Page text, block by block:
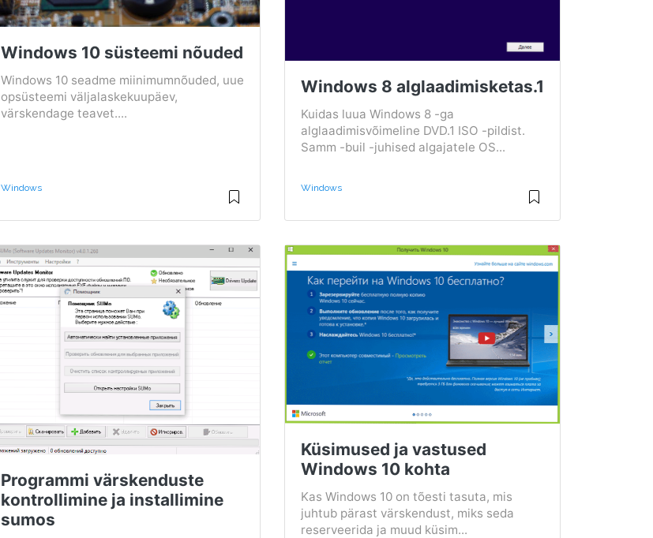
Windows 10 süsteemi nõuded
Windows 10 seadme miinimumnõuded, uue
opsüsteemi väljalaskekuupäev,
värskendage teavet....
Windows
Windows 8 alglaadimisketas.1
Kuidas luua Windows 8 -ga
alglaadimisvõimeline DVD.1 ISO -pildist.
Samm -buil -juhised algajatele OS...
Windows
Programmi värskenduste
kontrollimine ja installimine
sumos
Küsimused ja vastused
Windows 10 kohta
Kas Windows 10 on tõesti tasuta, mis
juhtub pärast värskendust, miks seda
reserveerida ja muud küsim...